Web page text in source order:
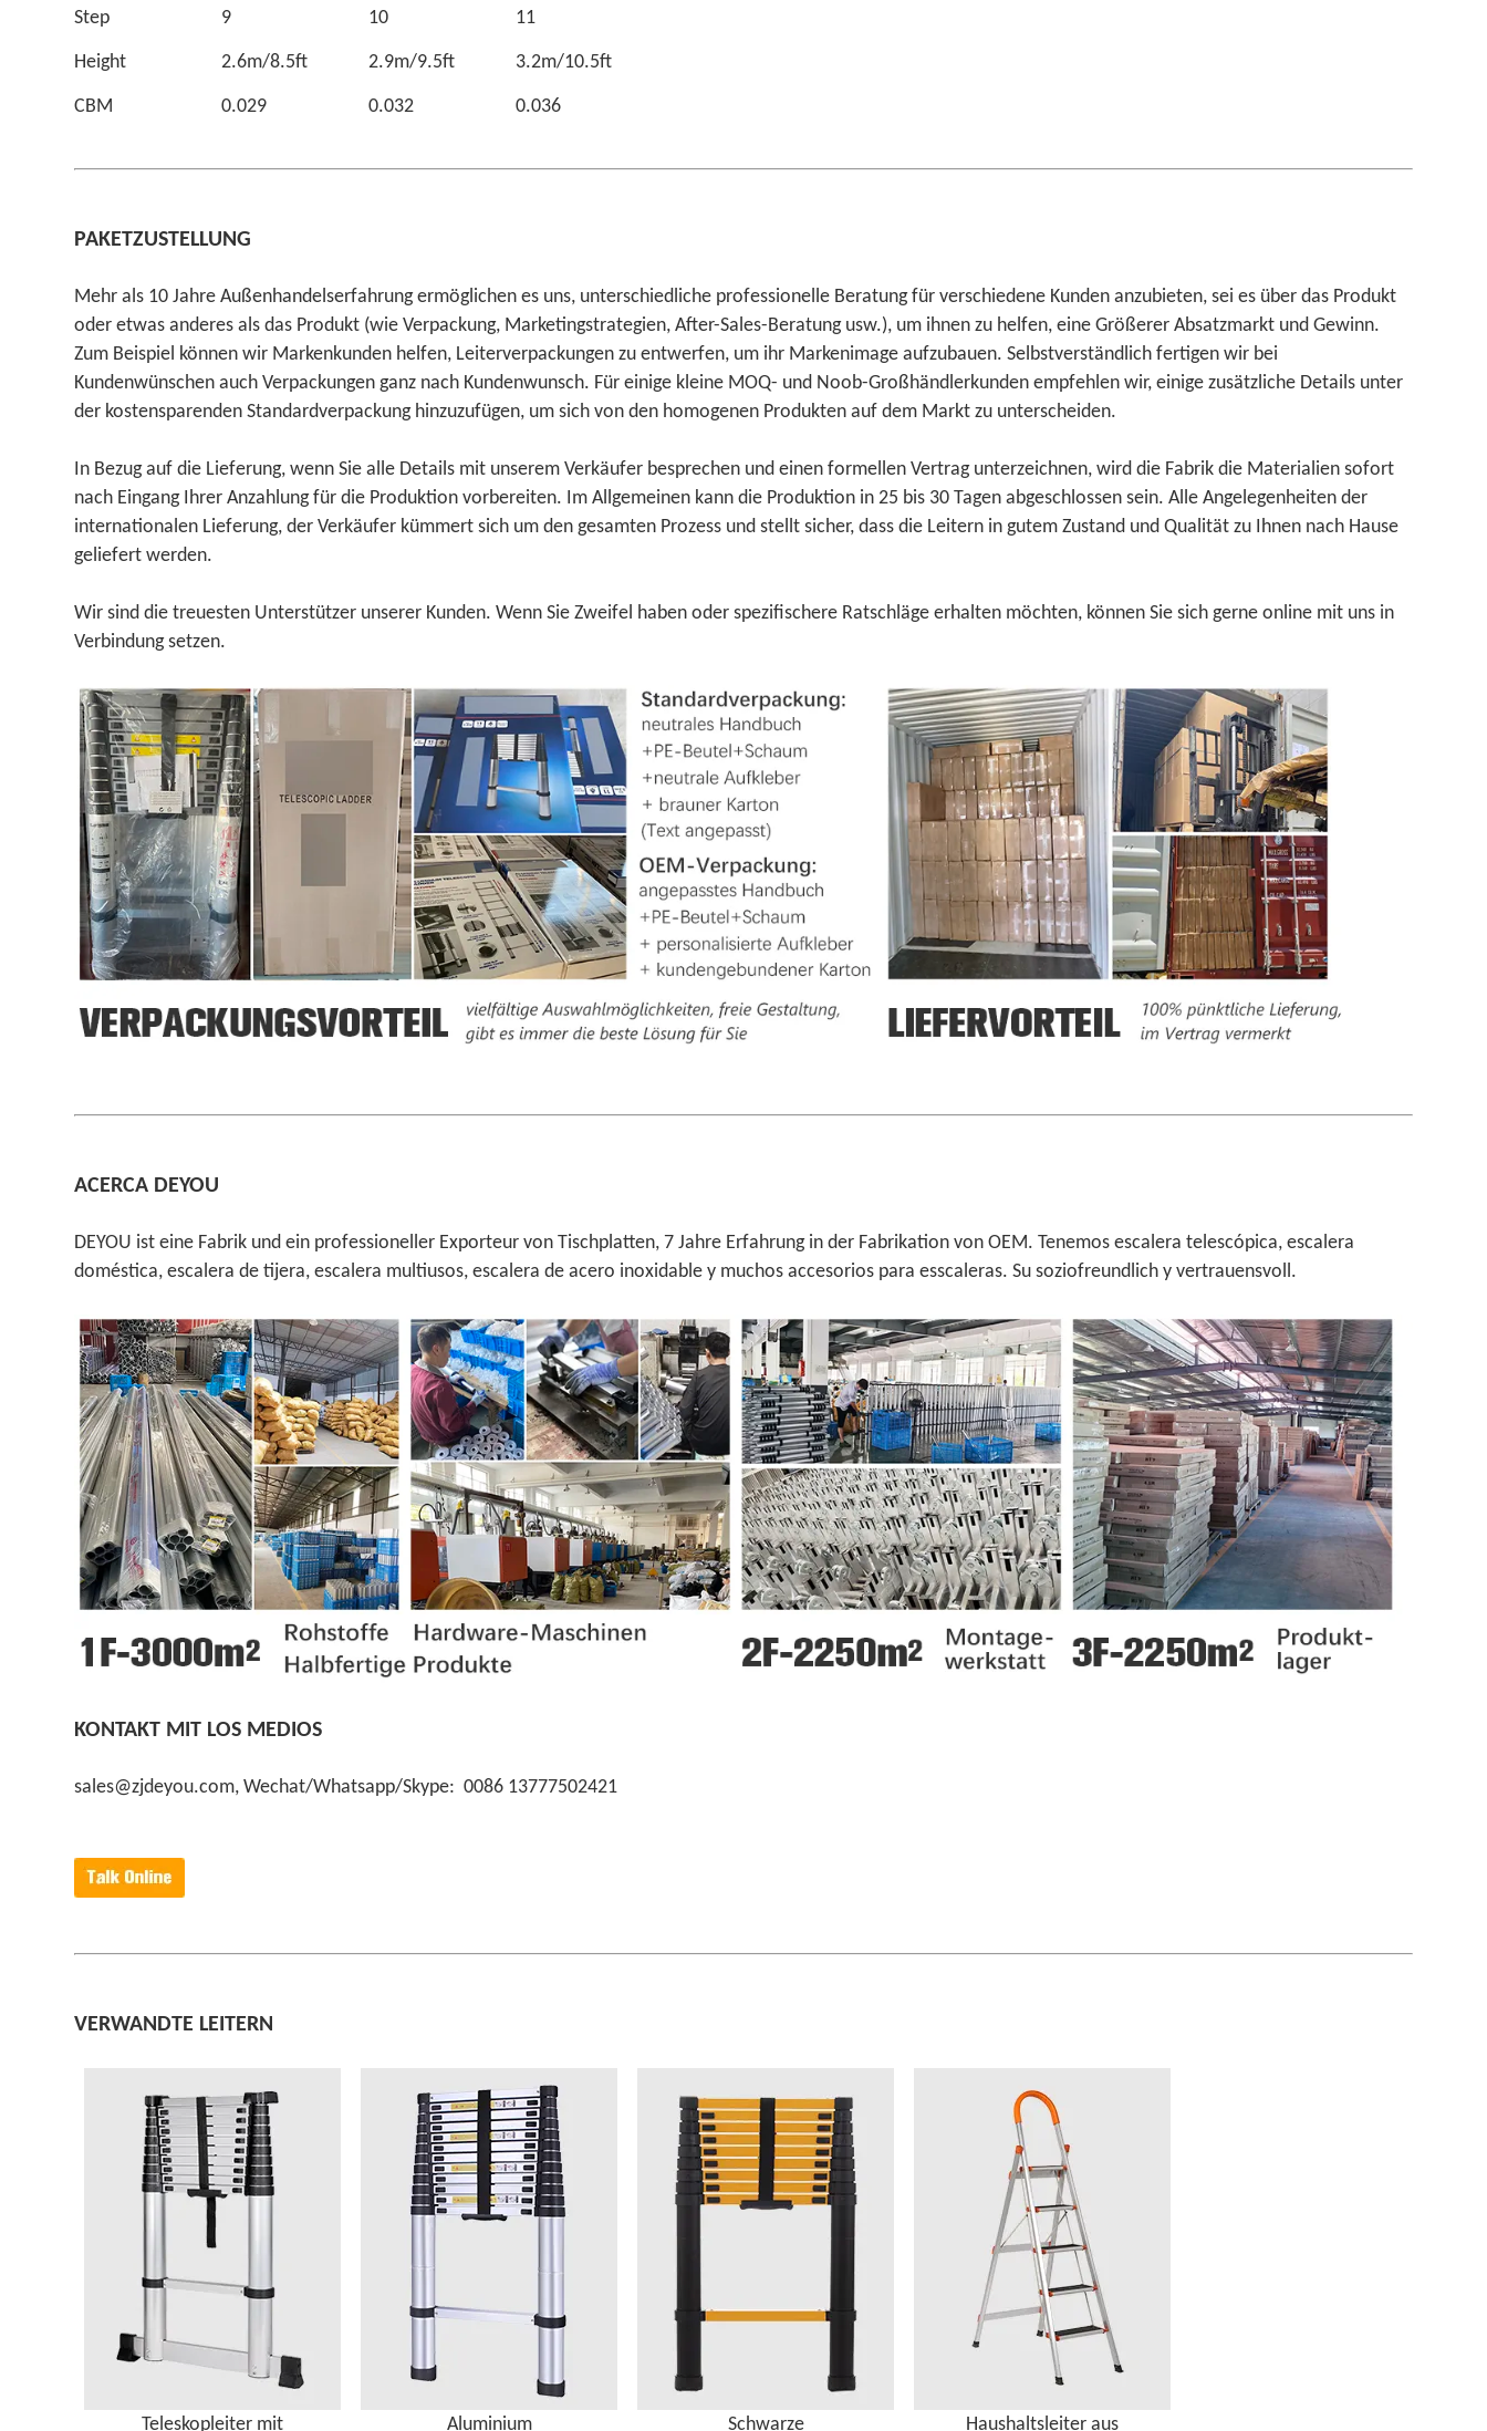
Step 9 10 11
Height 2.6m/8.5ft 2.9m/9.5ft 3.2m/10.5ft
CBM 0.029 0.032 0.036
PAKETZUSTELLUNG
Mehr als 10 Jahre Außenhandelserfahrung ermöglichen es uns, unterschiedliche professionelle Beratung für verschiedene Kunden anzubieten, sei es über das Produkt
oder etwas anderes als das Produkt (wie Verpackung, Marketingstrategien, After-Sales-Beratung usw.), um ihnen zu helfen, eine Größerer Absatzmarkt und Gewinn.
Zum Beispiel können wir Markenkunden helfen, Leiterverpackungen zu entwerfen, um ihr Markenimage aufzubauen. Selbstverständlich fertigen wir bei
Kundenwünschen auch Verpackungen ganz nach Kundenwunsch. Für einige kleine MOQ- und Noob-Großhändlerkunden empfehlen wir, einige zusätzliche Details unter
der kostensparenden Standardverpackung hinzuzufügen, um sich von den homogenen Produkten auf dem Markt zu unterscheiden.
In Bezug auf die Lieferung, wenn Sie alle Details mit unserem Verkäufer besprechen und einen formellen Vertrag unterzeichnen, wird die Fabrik die Materialien sofort
nach Eingang Ihrer Anzahlung für die Produktion vorbereiten. Im Allgemeinen kann die Produktion in 25 bis 30 Tagen abgeschlossen sein. Alle Angelegenheiten der
internationalen Lieferung, der Verkäufer kümmert sich um den gesamten Prozess und stellt sicher, dass die Leitern in gutem Zustand und Qualität zu Ihnen nach Hause
geliefert werden.
Wir sind die treuesten Unterstützer unserer Kunden. Wenn Sie Zweifel haben oder spezifischere Ratschläge erhalten möchten, können Sie sich gerne online mit uns in
Verbindung setzen.
ACERCA DEYOU
DEYOU ist eine Fabrik und ein professioneller Exporteur von Tischplatten, 7 Jahre Erfahrung in der Fabrikation von OEM. Tenemos escalera telescópica, escalera
doméstica, escalera de tijera, escalera multiusos, escalera de acero inoxidable y muchos accesorios para esscaleras. Su soziofreundlich y vertrauensvoll.
KONTAKT MIT LOS MEDIOS
sales@zjdeyou.com, Wechat/Whatsapp/Skype: 0086 13777502421
VERWANDTE LEITERN
Teleskopleiter mit Aluminium Schwarze Haushaltsleiter aus